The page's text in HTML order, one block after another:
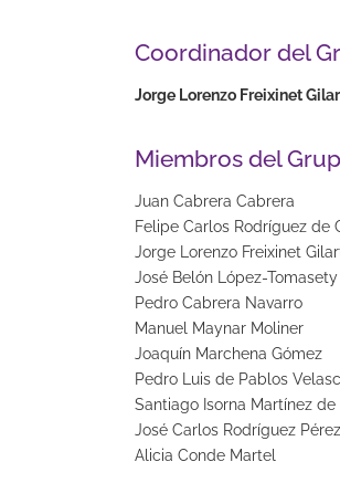
Coordinador del
Jorge Lorenzo Freixinet
Miembros del
Juan Cabrera Cabrera
Felipe Carlos Rodríguez de
Jorge Lorenzo Freixinet
José Belón López-Tomasety
Pedro Cabrera Navarro
Manuel Maynar Moliner
Joaquín Marchena Gómez
Pedro Luis de Pablos
Santiago Isorna Martínez de
José Carlos Rodríguez Pérez
Alicia Conde Martel